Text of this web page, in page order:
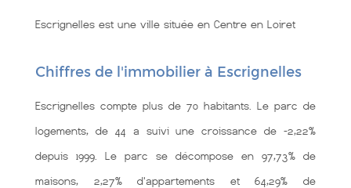
Escrignelles est une ville située en Centre en Loiret
Chiffres de l'immobilier à Escrignelles
Escrignelles compte plus de 70 habitants. Le parc de
logements, de 44 a suivi une croissance de -2,22%
depuis 1999. Le parc se décompose en 97,73% de
maisons, 2,27% d'appartements et 64,29% de